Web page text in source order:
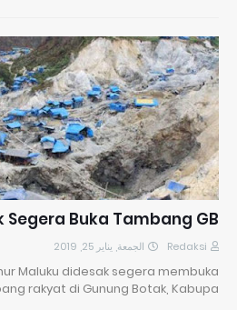
Segera Buka Tambang GB
Redaksi الجمعة, يناير 25, 2019
Maluku didesak segera membuka
rakyat di Gunung Botak, Kabupa…